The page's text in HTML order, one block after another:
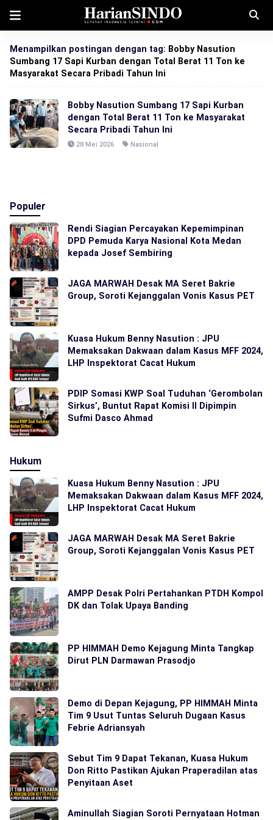
Menampilkan postingan dengan tag: Bobby Nasution
Sumbang 17 Sapi Kurban dengan Total Berat 11 Ton ke
Masyarakat Secara Pribadi Tahun Ini
Bobby Nasution Sumbang 17 Sapi Kurban
dengan Total Berat 11 Ton ke Masyarakat
Secara Pribadi Tahun Ini
28 Mei 2026 Nasional
Populer
Rendi Siagian Percayakan Kepemimpinan
DPD Pemuda Karya Nasional Kota Medan
kepada Josef Sembiring
JAGA MARWAH Desak MA Seret Bakrie
Group, Soroti Kejanggalan Vonis Kasus PET
Kuasa Hukum Benny Nasution : JPU
Memaksakan Dakwaan dalam Kasus MFF 2024,
LHP Inspektorat Cacat Hukum
PDIP Somasi KWP Soal Tuduhan ‘Gerombolan
Sirkus’, Buntut Rapat Komisi II Dipimpin
Sufmi Dasco Ahmad
Hukum
Kuasa Hukum Benny Nasution : JPU
Memaksakan Dakwaan dalam Kasus MFF 2024,
LHP Inspektorat Cacat Hukum
JAGA MARWAH Desak MA Seret Bakrie
Group, Soroti Kejanggalan Vonis Kasus PET
AMPP Desak Polri Pertahankan PTDH Kompol
DK dan Tolak Upaya Banding
PP HIMMAH Demo Kejagung Minta Tangkap
Dirut PLN Darmawan Prasodjo
Demo di Depan Kejagung, PP HIMMAH Minta
Tim 9 Usut Tuntas Seluruh Dugaan Kasus
Febrie Adriansyah
Sebut Tim 9 Dapat Tekanan, Kuasa Hukum
Don Ritto Pastikan Ajukan Praperadilan atas
Penyitaan Aset
Aminullah Siagian Soroti Pernyataan Hotman